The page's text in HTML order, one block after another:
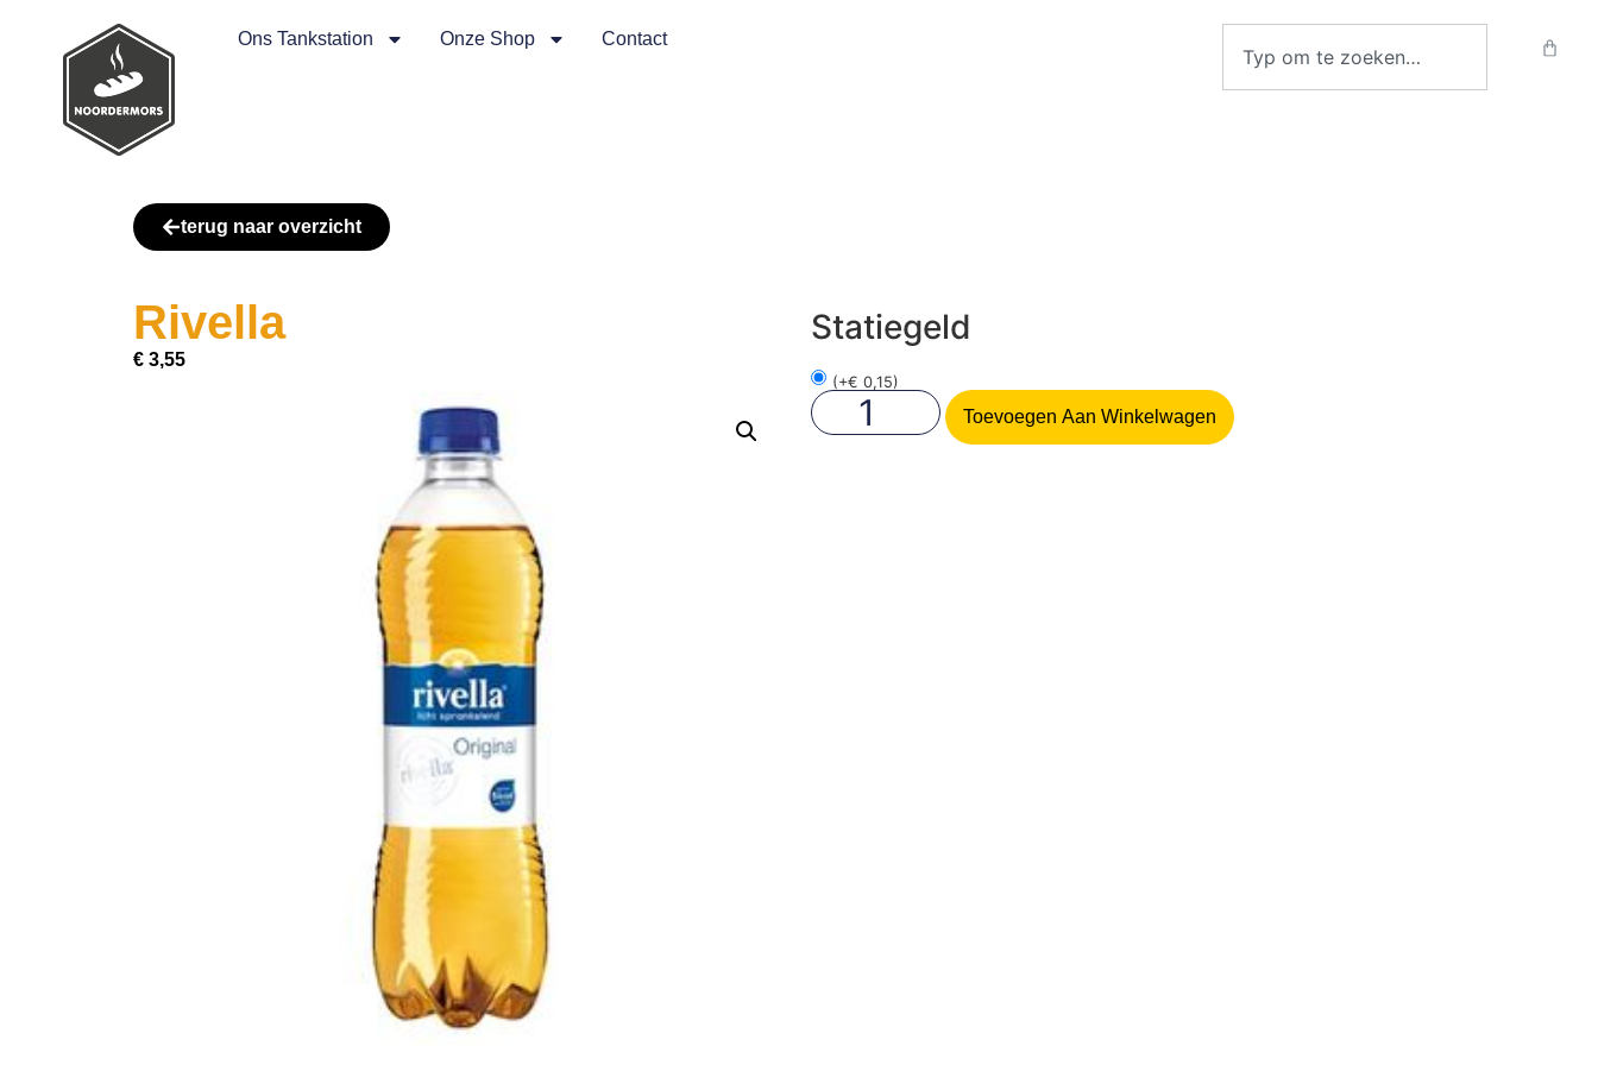
Ons Tankstation Onze Shop Contact
terug naar overzicht
Rivella
€ 3,55
Statiegeld
(+€ 0,15)
Toevoegen Aan Winkelwagen